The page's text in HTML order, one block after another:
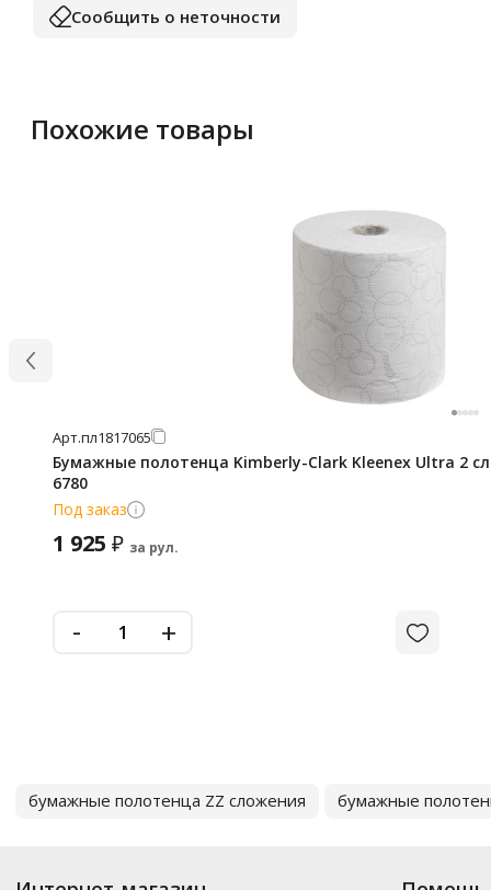
Сообщить о неточности
Похожие товары
Арт.пл1817065
Бумажные полотенца Kimberly-Clark Kleenex Ultra 2
6780
Под заказ
1 925 ₽ за рул.
- +
бумажные полотенца ZZ сложения бумажные